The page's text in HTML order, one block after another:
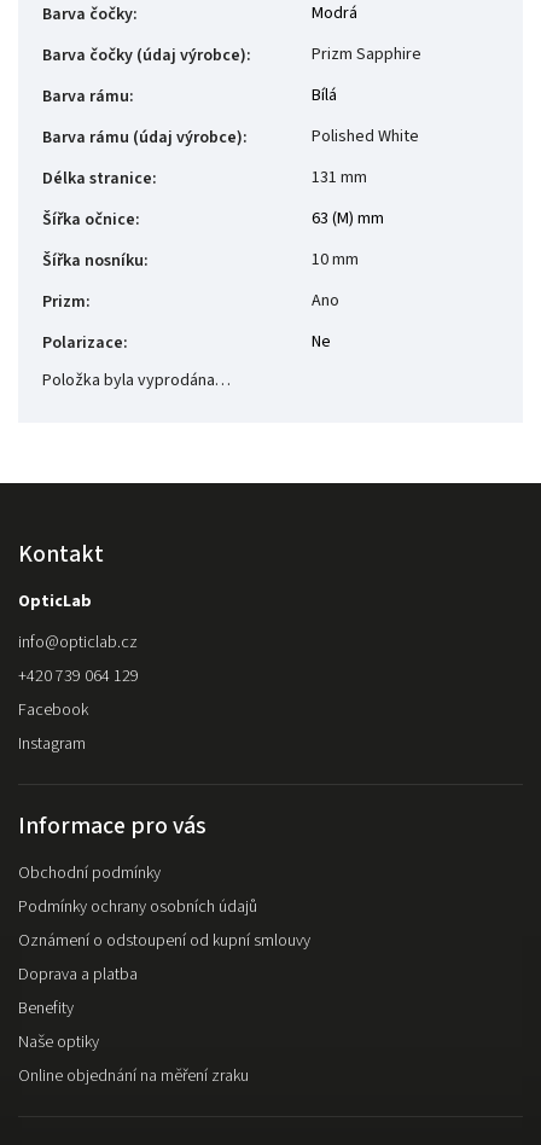
Barva čočky:
Modrá
Barva čočky (údaj výrobce):
Prizm Sapphire
Barva rámu:
Bílá
Barva rámu (údaj výrobce):
Polished White
Délka stranice:
131 mm
Šířka očnice:
63 (M) mm
Šířka nosníku:
10 mm
Prizm:
Ano
Polarizace:
Ne
Položka byla vyprodána…
Kontakt
OpticLab
info@opticlab.cz
+420 739 064 129
Facebook
Instagram
Informace pro vás
Obchodní podmínky
Podmínky ochrany osobních údajů
Oznámení o odstoupení od kupní smlouvy
Doprava a platba
Benefity
Naše optiky
Online objednání na měření zraku